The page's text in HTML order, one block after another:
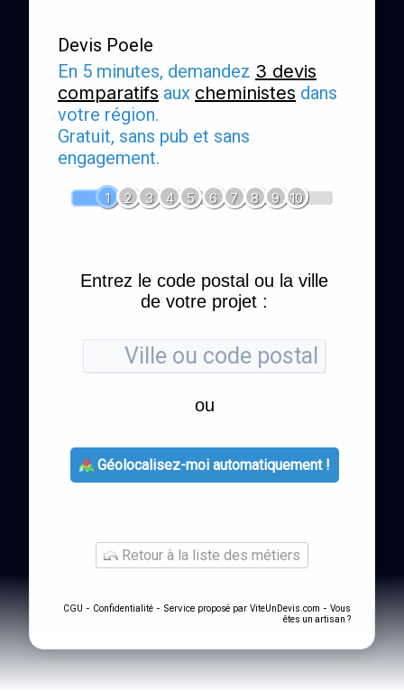
Devis Poele
En 5 minutes, demandez 3 devis
comparatifs aux cheministes dans
votre région.
Gratuit, sans pub et sans
engagement.
1 2 3 4 5 6 7 8 9 10
Entrez le code postal ou la ville
de votre projet :
ou
Géolocalisez-moi automatiquement !
Retour à la liste des métiers
CGU - Confidentialité - Service proposé par ViteUnDevis.com - Vous
êtes un artisan ?